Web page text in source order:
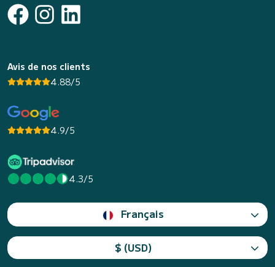
Avis de nos clients
4.88/5
4.9/5
4.3/5
Français
$ (USD)